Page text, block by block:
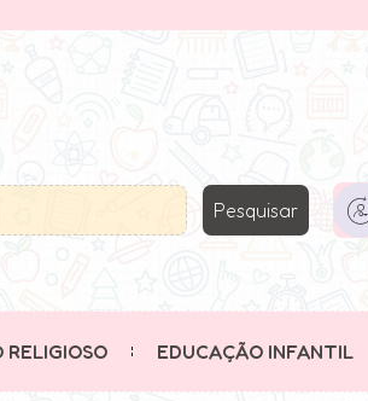
Pesquisar
RELIGIOSO EDUCAÇÃO INFANTIL